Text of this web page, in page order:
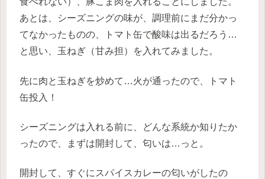
あとは、シーズニングの味が、調理前にまだ分かっ
てなかったものの、トマト缶で酸味は出るだろう…
と思い、玉ねぎ（甘み担）を入れてみました。
先に肉と玉ねぎを炒めて…火が通ったので、トマト
缶投入！
シーズニングは入れる前に、どんな系統か知りたか
ったので、まずは開封して、匂いは…っと。
開封して、すぐにスパイスカレーの匂いがしたの